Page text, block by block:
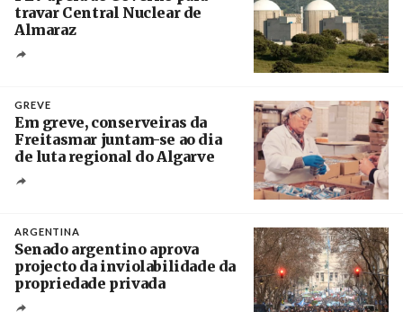
travar Central Nuclear de
Almaraz
GREVE
Em greve, conserveiras da
Freitasmar juntam-se ao dia
de luta regional do Algarve
ARGENTINA
Senado argentino aprova
projecto da inviolabilidade da
propriedade privada